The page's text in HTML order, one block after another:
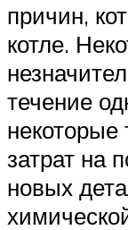
причин,
котле.
течение
затрат на
новых